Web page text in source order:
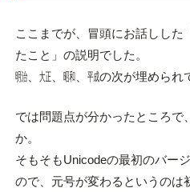
ここまでが、冒頭にお話しした
たこと」の説明でした。
㍾、㍽、㍼、㍻の次が埋められ
では問題点が分かったところで
か。
そもそもUnicodeの最初のバー
ので、元号が変わるというのは